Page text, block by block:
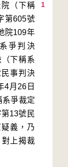
1
（下稱
第605號
院109年
爭判決
下稱系
事判決
4月26日
系爭裁定
13號民
義，乃
上揭裁